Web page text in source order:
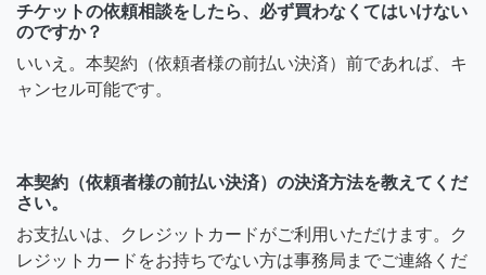
チケットの依頼相談をしたら、必ず買わなくてはいけない
のですか？
いいえ。本契約（依頼者様の前払い決済）前であれば、キ
ャンセル可能です。
本契約（依頼者様の前払い決済）の決済方法を教えてくだ
さい。
お支払いは、クレジットカードがご利用いただけます。ク
レジットカードをお持ちでない方は事務局までご連絡くだ